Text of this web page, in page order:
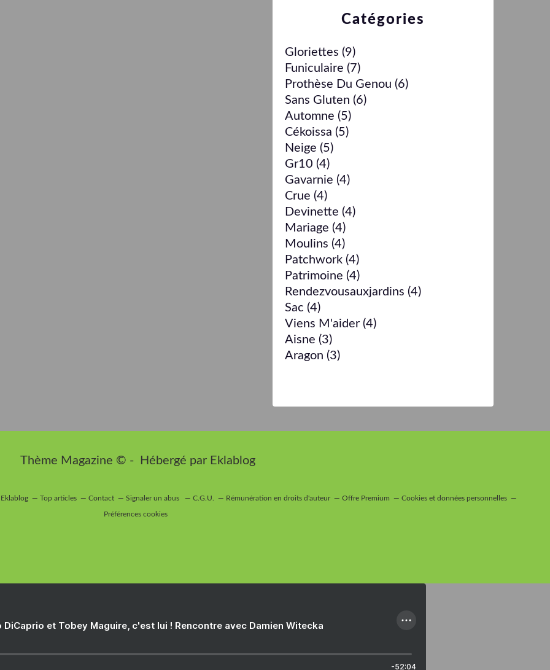
Catégories
Gloriettes (9)
Funiculaire (7)
Prothèse Du Genou (6)
Sans Gluten (6)
Automne (5)
Cékoissa (5)
Neige (5)
Gr10 (4)
Gavarnie (4)
Crue (4)
Devinette (4)
Mariage (4)
Moulins (4)
Patchwork (4)
Patrimoine (4)
Rendezvousauxjardins (4)
Sac (4)
Viens M'aider (4)
Aisne (3)
Aragon (3)
Thème Magazine © - Hébergé par Eklablog
Top articles Contact Signaler un abus C.G.U. Rémunération en droits d'auteur Offre Premium Cookies et données personnelles
Préférences cookies
DiCaprio et Tobey Maguire, c'est lui ! Rencontre avec Damien Witecka
-52:04